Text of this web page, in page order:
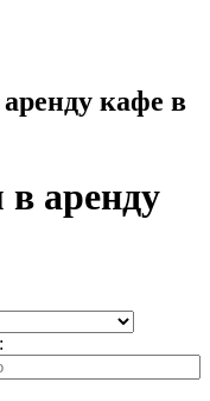
кафе в
аренду